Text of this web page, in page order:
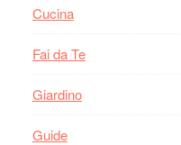
Cucina
Fai da Te
Giardino
Guide